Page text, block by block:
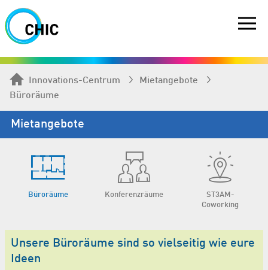
Innovations-Centrum
Mietangebote
Büroräume
Mietangebote
Büroräume Konferenzräume
ST3AM-
Coworking
Unsere Büroräume sind so vielseitig wie eure
Ideen